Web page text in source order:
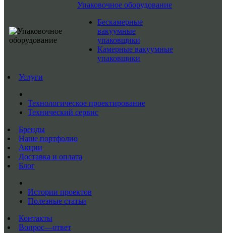
Упаковочное оборудование
Бескамерные
вакуумные
упаковщики
Камерные вакуумные
упаковщики
Услуги
Технологическое проектирование
Технический сервис
Бренды
Наше портфолио
Акции
Доставка и оплата
Блог
Истории проектов
Полезные статьи
Контакты
Вопрос—ответ